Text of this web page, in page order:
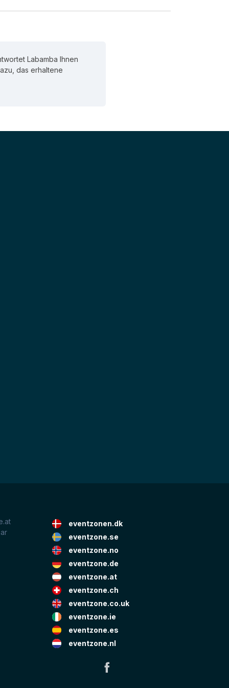
Labamba Ihnen
das erhaltene
eventzonen.dk
eventzone.se
eventzone.no
eventzone.de
eventzone.at
eventzone.ch
eventzone.co.uk
eventzone.ie
eventzone.es
eventzone.nl